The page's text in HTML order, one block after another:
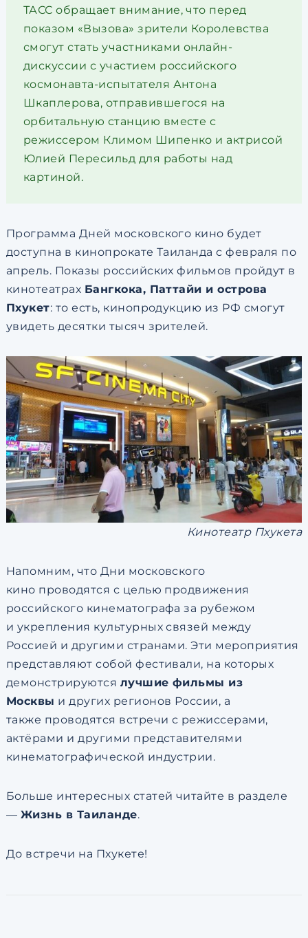
ТАСС обращает внимание, что перед
показом «Вызова» зрители Королевства
смогут стать участниками онлайн-
дискуссии с участием российского
космонавта-испытателя Антона
Шкаплерова, отправившегося на
орбитальную станцию вместе с
режиссером Климом Шипенко и актрисой
Юлией Пересильд для работы над
картиной.
Программа Дней московского кино будет
доступна в кинопрокате Таиланда с февраля по
апрель. Показы российских фильмов пройдут в
кинотеатрах Бангкока, Паттайи и острова
Пхукет: то есть, кинопродукцию из РФ смогут
увидеть десятки тысяч зрителей.
Кинотеатр Пхукета
Напомним, что Дни московского
кино проводятся с целью продвижения
российского кинематографа за рубежом
и укрепления культурных связей между
Россией и другими странами. Эти мероприятия
представляют собой фестивали, на которых
демонстрируются лучшие фильмы из
Москвы и других регионов России, а
также проводятся встречи с режиссерами,
актёрами и другими представителями
кинематографической индустрии.
Больше интересных статей читайте в разделе
— Жизнь в Таиланде.
До встречи на Пхукете!